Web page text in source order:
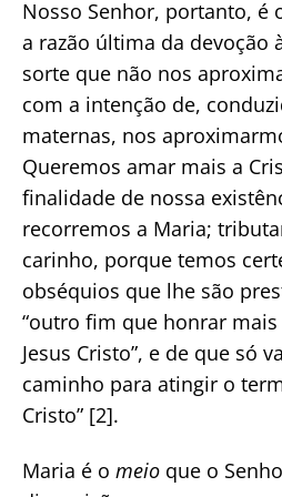
Nosso Senhor, portanto, é
a razão última da devoção
sorte que não nos
com a intenção de,
maternas, nos
Queremos amar mais a
finalidade de nossa
recorremos a Maria;
carinho, porque temos
obséquios que lhe são
“outro fim que honrar
Jesus Cristo”, e de que só
caminho para atingir o
Cristo” [2].
Maria é o meio que o